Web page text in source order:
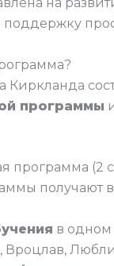
поддержку
программы
программа (2
получают
в одном
Вроцлав,